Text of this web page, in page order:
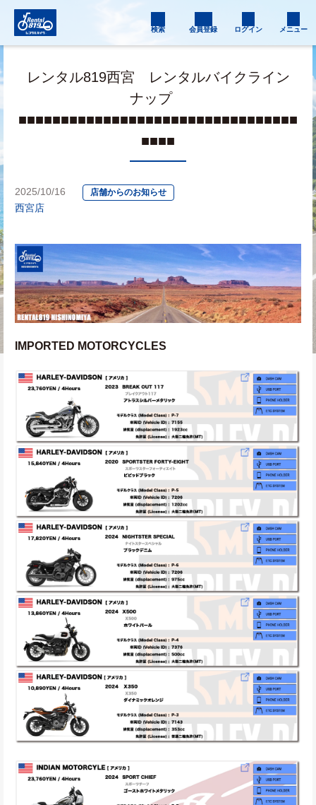
検索 会員登録 ログイン メニュー
レンタル819西宮 レンタルバイクライン
ナップ
■■■■■■■■■■■■■■■■■■■■■■■■■■■■■■■■■
■■■■
2025/10/16 店舗からのお知らせ
西宮店
IMPORTED MOTORCYCLES